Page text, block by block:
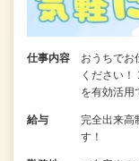
仕事内容
おうちでお
ください
を有効活
給与
完全出来
す！